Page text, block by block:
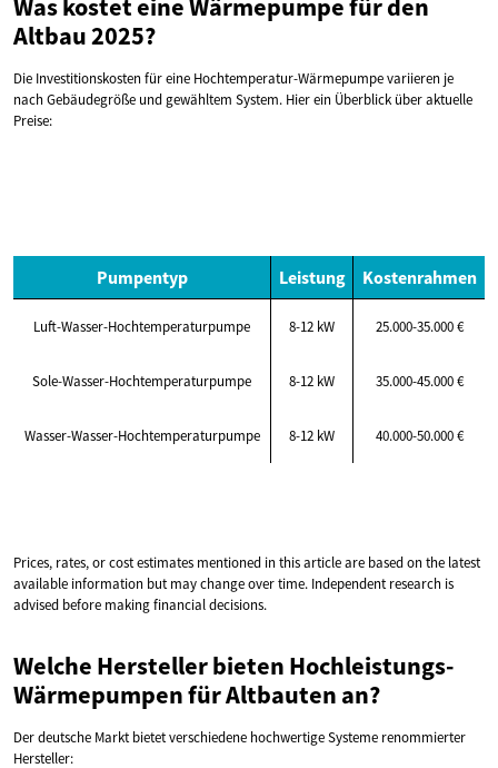
Was kostet eine Wärmepumpe für den
Altbau 2025?
Die Investitionskosten für eine Hochtemperatur-Wärmepumpe variieren je
nach Gebäudegröße und gewähltem System. Hier ein Überblick über aktuelle
Preise:
Pumpentyp Leistung Kostenrahmen
Luft-Wasser-Hochtemperaturpumpe 8-12 kW 25.000-35.000 €
Sole-Wasser-Hochtemperaturpumpe 8-12 kW 35.000-45.000 €
Wasser-Wasser-Hochtemperaturpumpe 8-12 kW 40.000-50.000 €
Prices, rates, or cost estimates mentioned in this article are based on the latest
available information but may change over time. Independent research is
advised before making financial decisions.
Welche Hersteller bieten Hochleistungs-
Wärmepumpen für Altbauten an?
Der deutsche Markt bietet verschiedene hochwertige Systeme renommierter
Hersteller: